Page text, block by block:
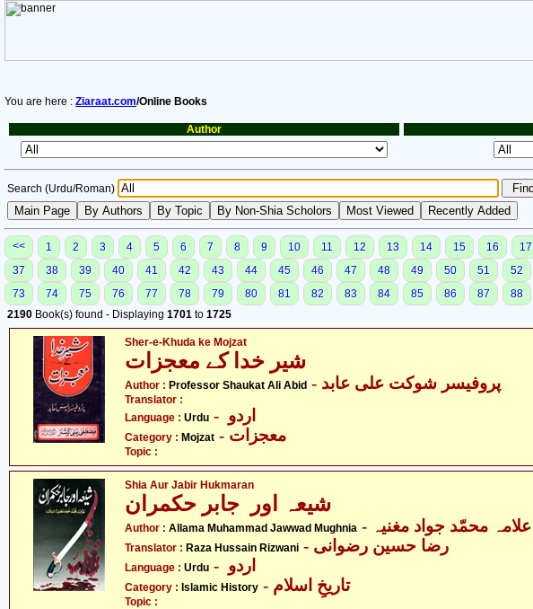
You are here : Ziaraat.com/Online Books
Author
Search (Urdu/Roman)
<< 1 2 3 4 5 6 7 8 9 10 11 12 13 14 15 16 17
37
38 39 40 41 42 43 44 45 46 47 48 49 50 51 52
73
74 75 76 77 78 79 80 81 82 83 84 85 86 87 88
2190 Book(s) found - Displaying 1701 to 1725
Sher-e-Khuda ke Mojzat
Author : Professor Shaukat Ali Abid - پروفیسر شوکت علی عابد
Translator :
Language : Urdu
Category : Mojzat - معجزات
Topic :
Shia Aur Jabir Hukmaran
Author : Allama Muhammad Jawwad Mughnia - علامہ محمّد جواد مغنیہ
Translator : Raza Hussain Rizwani - رضا حسین رضوانی
Language : Urdu
Category : Islamic History - تاریخِ اسلام
Topic :